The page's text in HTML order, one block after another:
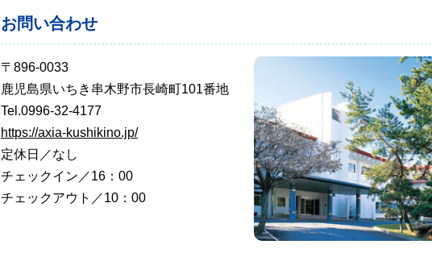
お問い合わせ
〒896-0033
鹿児島県いちき串木野市長崎町101番地
Tel.0996-32-4177
https://axia-kushikino.jp/
定休日／なし
チェックイン／16：00
チェックアウト／10：00